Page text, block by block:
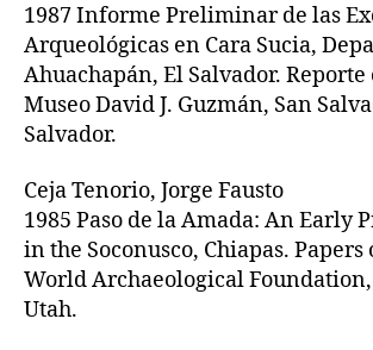
1987 Informe Preliminar de las
Arqueológicas en Cara Sucia,
Ahuachapán, El Salvador.
Museo David J. Guzmán, San
Salvador.
Ceja Tenorio, Jorge Fausto
1985 Paso de la Amada: An Early
in the Soconusco, Chiapas.
World Archaeological Foundation,
Utah.